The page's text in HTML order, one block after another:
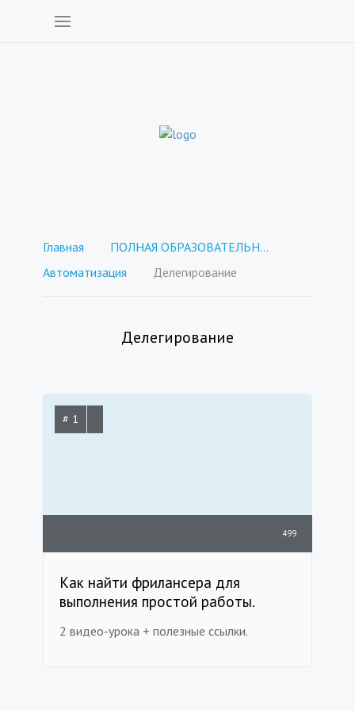
Главная
ПОЛНАЯ ОБРАЗОВАТЕЛЬНАЯ БАЗА - ежемесячная платная подписка
Автоматизация
Делегирование
Делегирование
# 1
499
Как найти фрилансера для
выполнения простой работы.
2 видео-урока + полезные ссылки.